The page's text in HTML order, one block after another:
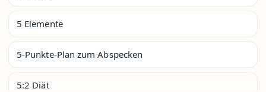
5 Elemente
5-Punkte-Plan zum Abspecken
5:2 Diät